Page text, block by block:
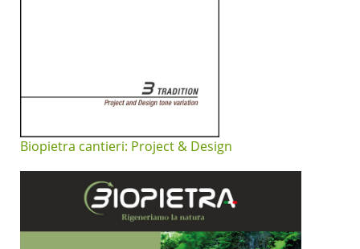
Biopietra cantieri: Project & Design